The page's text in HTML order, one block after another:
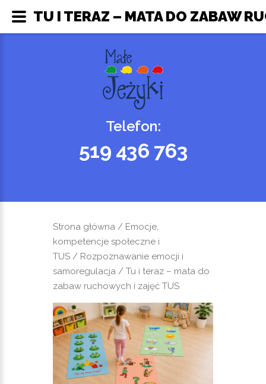
Telefon:
519 436 763
Strona główna / Emocje,
kompetencje społeczne i
TUS / Rozpoznawanie emocji i
samoregulacja / Tu i teraz – mata do
zabaw ruchowych i zajęć TUS
TU I TERAZ – MATA DO ZABAW